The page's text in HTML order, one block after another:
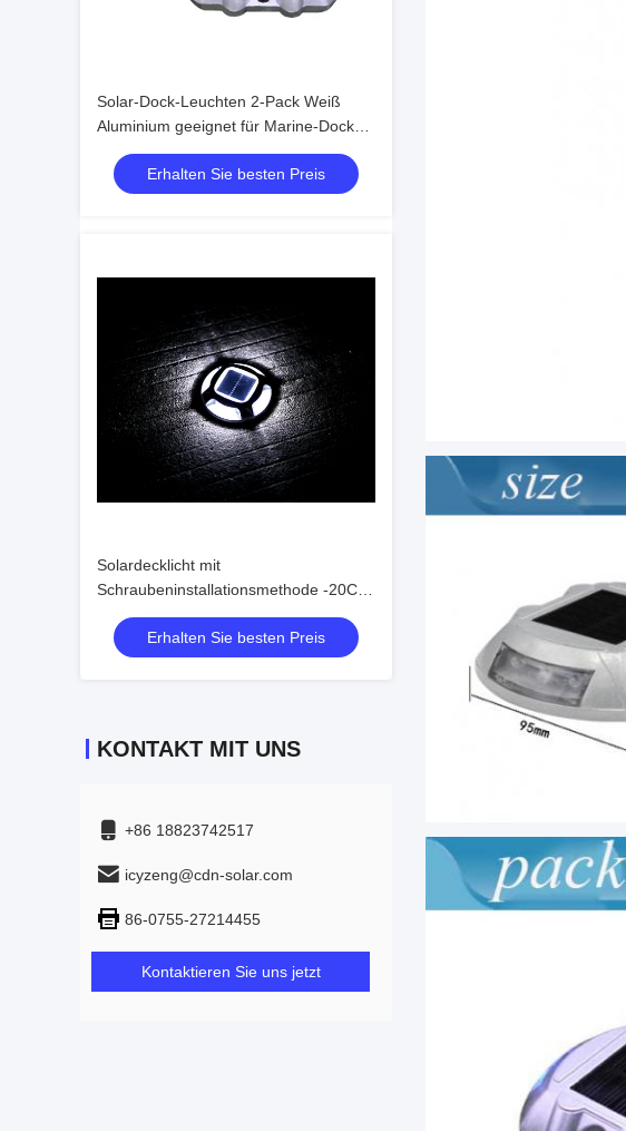
Solar-Dock-Leuchten 2-Pack Weiß
Aluminium geeignet für Marine-Docks
Arbeitstemperatur -20.C-60.C
Erhalten Sie besten Preis
Solardecklicht mit
Schraubeninstallationsmethode -20C-
60C Einfach zu installieren
Erhalten Sie besten Preis
KONTAKT MIT UNS
+86 18823742517
icyzeng@cdn-solar.com
86-0755-27214455
Kontaktieren Sie uns jetzt